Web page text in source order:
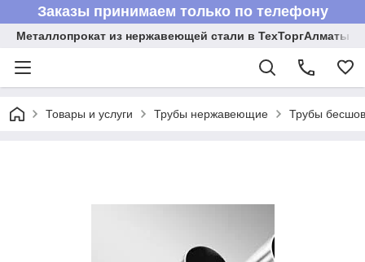
Заказы принимаем только по телефону
Металлопрокат из нержавеющей стали в ТехТоргАлматы
Товары и услуги Трубы нержавеющие Трубы